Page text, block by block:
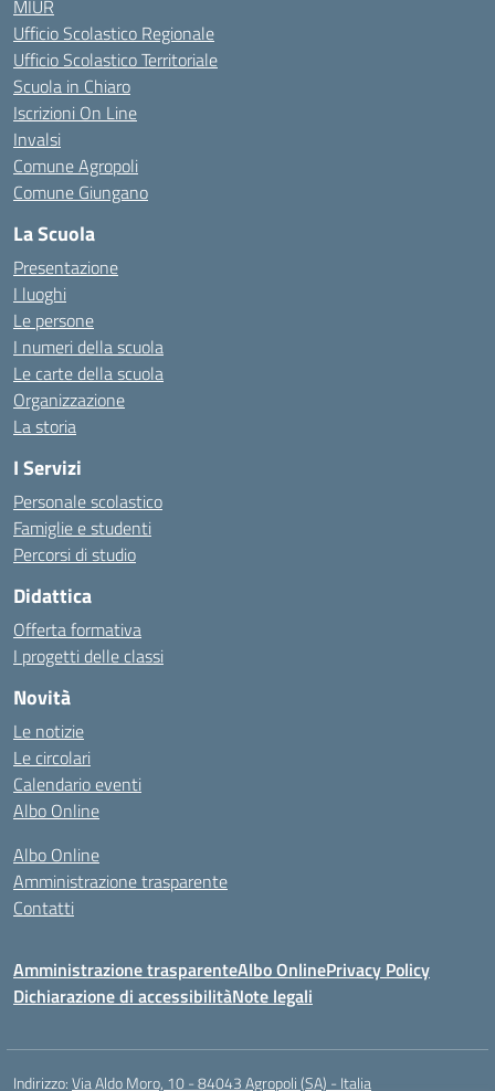
MIUR
Ufficio Scolastico Regionale
Ufficio Scolastico Territoriale
Scuola in Chiaro
Iscrizioni On Line
Invalsi
Comune Agropoli
Comune Giungano
La Scuola
Presentazione
I luoghi
Le persone
I numeri della scuola
Le carte della scuola
Organizzazione
La storia
I Servizi
Personale scolastico
Famiglie e studenti
Percorsi di studio
Didattica
Offerta formativa
I progetti delle classi
Novità
Le notizie
Le circolari
Calendario eventi
Albo Online
Albo Online
Amministrazione trasparente
Contatti
Amministrazione trasparenteAlbo OnlinePrivacy Policy
Dichiarazione di accessibilitàNote legali
Indirizzo:Via Aldo Moro, 10 - 84043 Agropoli (SA) - Italia